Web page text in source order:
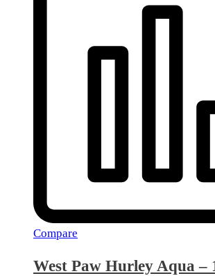
Compare
West Paw Hurley Aqua –